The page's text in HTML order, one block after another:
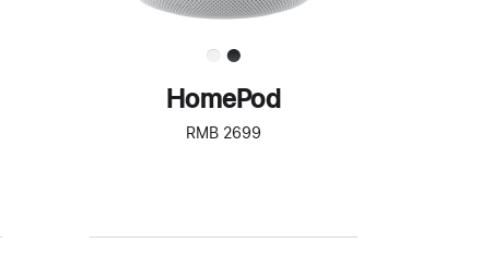
HomePod
RMB 2699